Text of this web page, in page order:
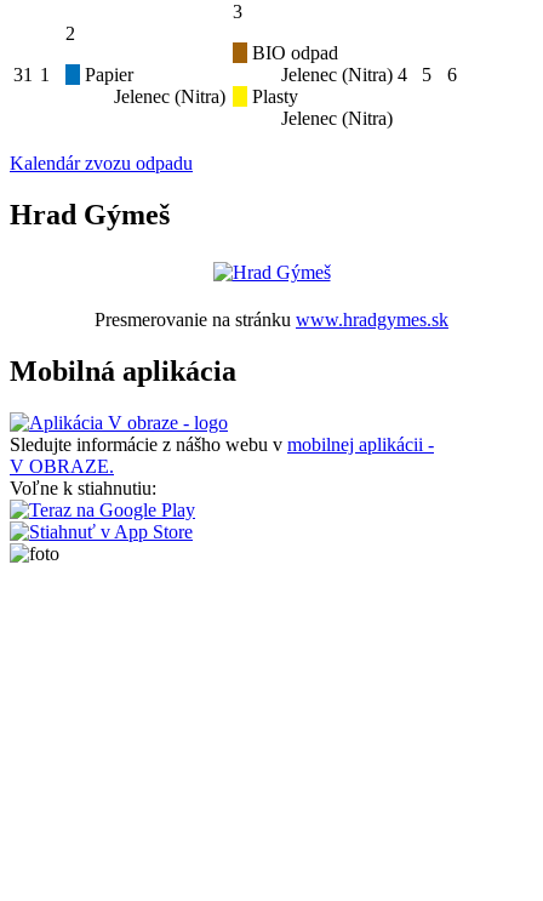
31 1
2
Papier
Jelenec (Nitra)
3
BIO odpad
Jelenec (Nitra)
Plasty
Jelenec (Nitra)
4 5 6
Kalendár zvozu odpadu
Hrad Gýmeš
Presmerovanie na stránku www.hradgymes.sk
Mobilná aplikácia
Sledujte informácie z nášho webu v mobilnej aplikácii -
V OBRAZE.
Voľne k stiahnutiu: